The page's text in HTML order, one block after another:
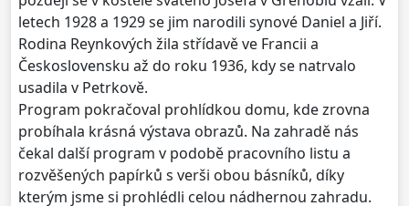
letech 1928 a 1929 se jim narodili synové Daniel a Jiří.
Rodina Reynkových žila střídavě ve Francii a
Československu až do roku 1936, kdy se natrvalo
usadila v Petrkově.
Program pokračoval prohlídkou domu, kde zrovna
probíhala krásná výstava obrazů. Na zahradě nás
čekal další program v podobě pracovního listu a
rozvěšených papírků s verši obou básníků, díky
kterým jsme si prohlédli celou nádhernou zahradu.